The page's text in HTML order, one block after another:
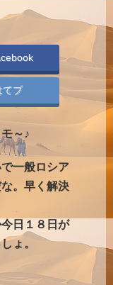
てブ
～♪
一般ロシア
。早く解決
日１８日が
ょ。